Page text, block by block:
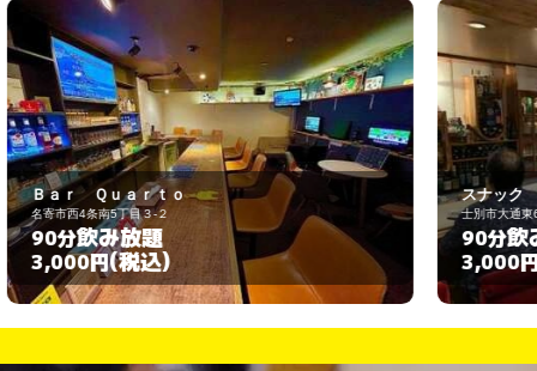
スナック フレンズ
士別市大通東6
90分飲み放題
3,000円 (税込)